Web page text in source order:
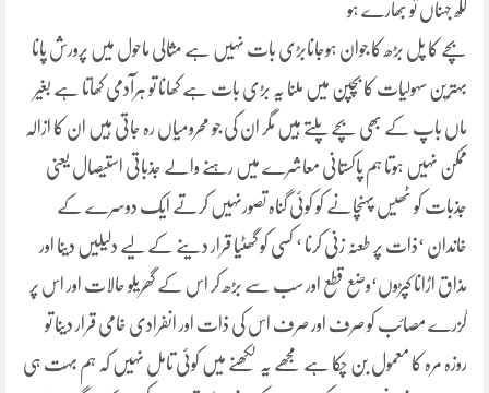
ککھ جہناں تو بھارے ہو
بچے کا پل بڑھ کا جوان ہوجانابڑی بات نہیں ہے مثالی ماحول میں پرورش پانا
بہترین سہولیات کا بچپن میں ملنا یہ بڑی بات ہے کھانا تو ہرآدمی کھاتا ہے بغیر
ماں باپ کے بھی بچے پلتے ہیں مگر ان کی جو محرومیاں رہ جاتی ہیں ان کا ازالہ
ممکن نہیں ہوتا ہم پاکستانی معاشرے میں رہنے والے جذباتی استیصال یعنی
جذبات کو ٹھیس پہنچانے کو کوئی گناہ تصورنہیں کرتے ایک دوسرے کے
خاندان ‘ذات پر طعنہ زنی کرنا ‘ کسی کو گھٹیا قرار دینے کے لیے دلیلیں دینا اور
مذاق اڑانا کپڑوں‘وضع قطع اور سب سے بڑھ کر اس کے گھریلو حالات اور اس پر
گزرے مصائب کو صرف اور صرف اس کی ذات اور انفرادی خامی قرار دینا تو
روزہ مرہ کا معمول بن چکا ہے مجھے یہ لکھنے میں کوئی تامل نہیں کہ ہم بہت ہی